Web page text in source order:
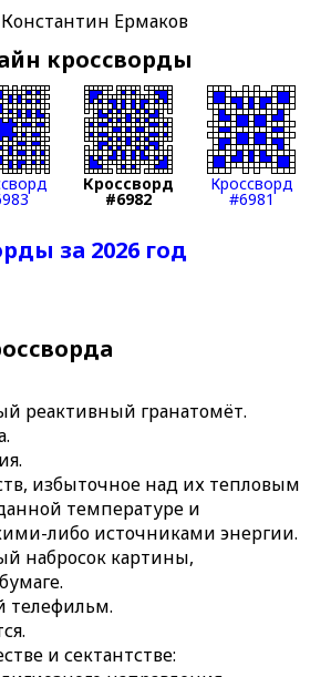
и
и
пожелание.
8.Провод для передачи
электрических,
оптических и иных
сигналов.
10.Суждение о
возможности чего-либо.
Мельчайший
организм.
15.Русская
Разность пределов,
между которыми
17.Ползучее растение.
20.Женский тёплый
головной убор с
22.Развитие действия в
произведении.
Ермаков
кроссворды
Кроссворд
#6982
Кроссворд
#6981
за 2026 год
реактивный гранатомёт.
избыточное над их тепловым
температуре и
либо источниками энергии.
набросок картины,
телефильм.
и сектантстве: